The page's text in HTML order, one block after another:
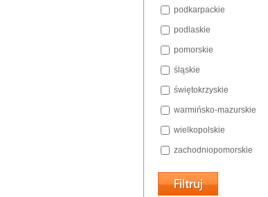
podkarpackie
podlaskie
pomorskie
śląskie
świętokrzyskie
warmińsko-mazurskie
wielkopolskie
zachodniopomorskie